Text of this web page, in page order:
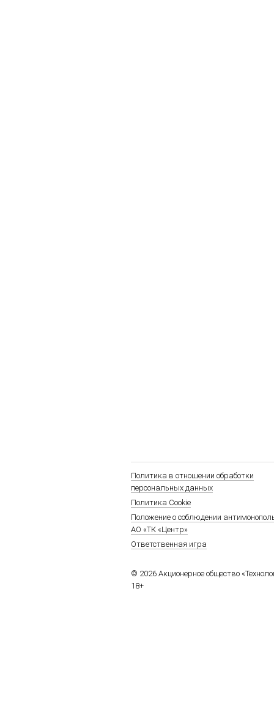
Политика в отношении обработки
персональных данных
Политика Cookie
Положение о соблюдении
АО «ТК «Центр»
Ответственная игра
© 2026 Акционерное общество
18+